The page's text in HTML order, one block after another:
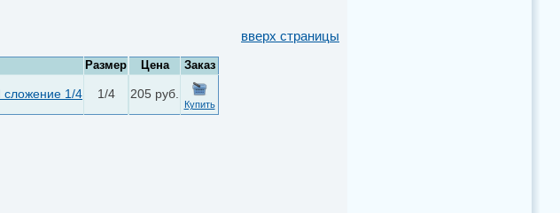
вверх страницы
Размер Цена Заказ
1/4 1/4 205 руб.
Купить